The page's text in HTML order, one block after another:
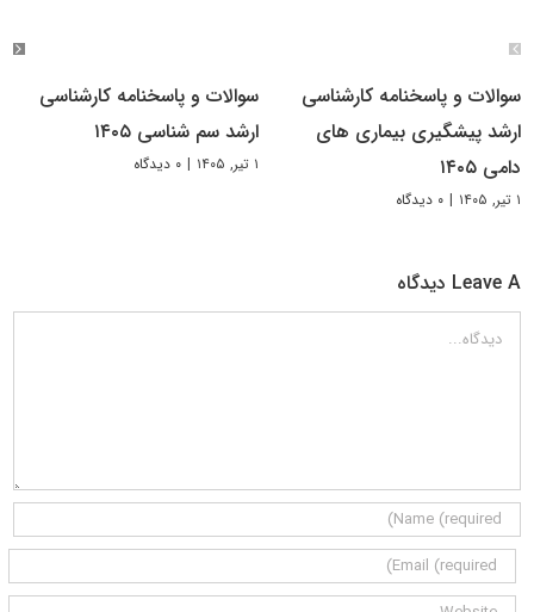
سوالات و پاسخنامه کارشناسی
ارشد پیشگیری بیماری های
دامی ۱۴۰۵
۱ تیر, ۱۴۰۵ | ۰ دیدگاه
سوالات و پاسخنامه کارشناسی
ارشد سم شناسی ۱۴۰۵
۱ تیر, ۱۴۰۵ | ۰ دیدگاه
Leave A دیدگاه
دیدگاه